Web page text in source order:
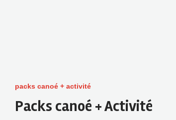
packs canoé + activité
Packs canoé + Activité